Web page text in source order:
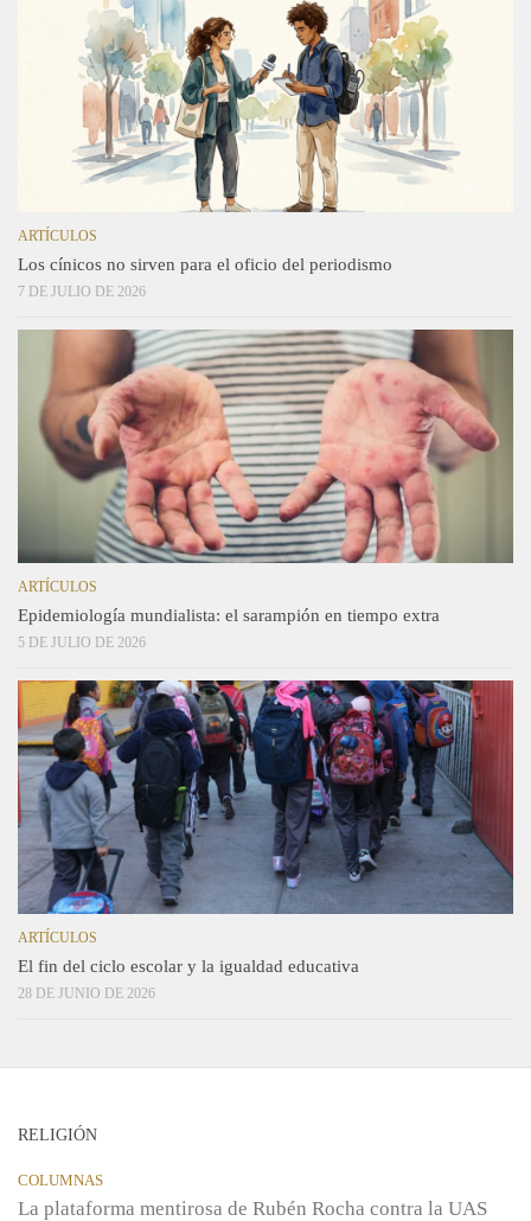
ARTÍCULOS
Los cínicos no sirven para el oficio del periodismo
7 DE JULIO DE 2026
ARTÍCULOS
Epidemiología mundialista: el sarampión en tiempo extra
5 DE JULIO DE 2026
ARTÍCULOS
El fin del ciclo escolar y la igualdad educativa
28 DE JUNIO DE 2026
RELIGIÓN
COLUMNAS
La plataforma mentirosa de Rubén Rocha contra la UAS